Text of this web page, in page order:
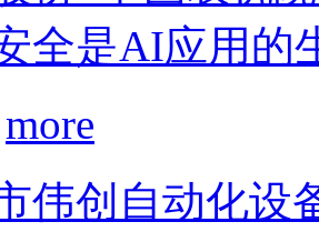
全是AI应用的
more
伟创自动化设